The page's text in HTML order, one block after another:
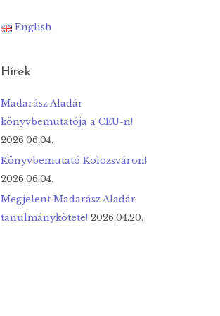
English
Hírek
Madarász Aladár
könyvbemutatója a CEU-n!
2026.06.04.
Könyvbemutató Kolozsváron!
2026.06.04.
Megjelent Madarász Aladár
tanulmánykötete! 2026.04.20.